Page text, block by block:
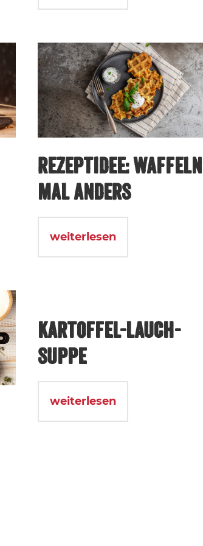
REZEPTIDEE: WAFFELN
MAL ANDERS
weiterlesen
KARTOFFEL-LAUCH-
SUPPE
weiterlesen